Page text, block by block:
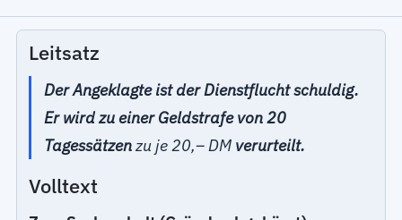
Leitsatz
Der Angeklagte ist der Dienstflucht schuldig.
Er wird zu einer Geldstrafe von 20
Tagessätzenzu je 20,– DM verurteilt.
Volltext